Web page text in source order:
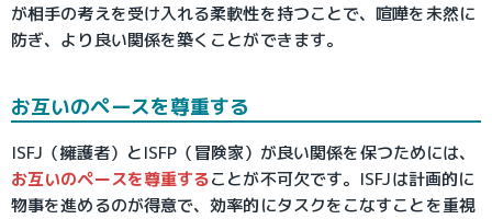
が相手の考えを受け入れる柔軟性を持つことで、喧嘩を未然に
防ぎ、より良い関係を築くことができます。
お互いのペースを尊重する
ISFJ（擁護者）とISFP（冒険家）が良い関係を保つためには、
お互いのペースを尊重することが不可欠です。ISFJは計画的に
物事を進めるのが得意で、効率的にタスクをこなすことを重視